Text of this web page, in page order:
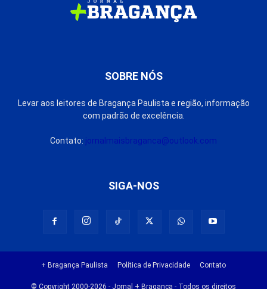
SOBRE NÓS
Levar aos leitores de Bragança Paulista e região, informação
com padrão de excelência.
Contato: jornalmaisbraganca@outlook.com
SIGA-NOS
+ Bragança Paulista Política de Privacidade Contato
© Copyright 2000-2026 - Jornal + Bragança - Todos os direitos